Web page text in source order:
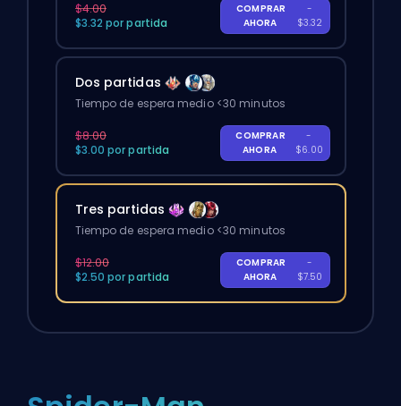
$4.00
$3.32 por partida
COMPRAR
AHORA
-
$3.32
Dos partidas
Tiempo de espera medio <30 minutos
$8.00
$3.00 por partida
COMPRAR
AHORA
-
$6.00
Tres partidas
Tiempo de espera medio <30 minutos
$12.00
$2.50 por partida
COMPRAR
AHORA
-
$7.50